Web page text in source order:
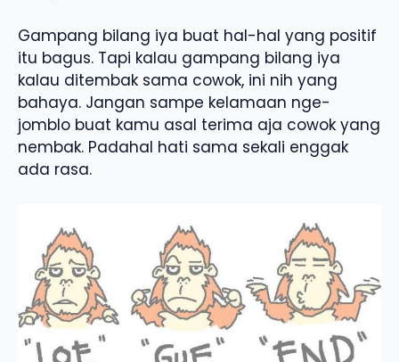
Gampang bilang iya buat hal-hal yang positif
itu bagus. Tapi kalau gampang bilang iya
kalau ditembak sama cowok, ini nih yang
bahaya. Jangan sampe kelamaan nge-
jomblo buat kamu asal terima aja cowok yang
nembak. Padahal hati sama sekali enggak
ada rasa.